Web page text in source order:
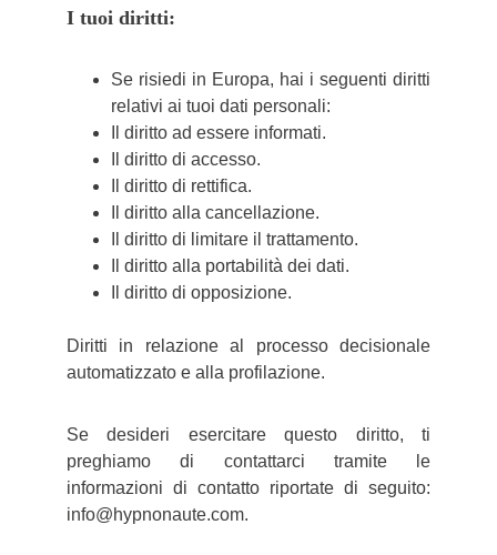
I tuoi diritti:
Se risiedi in Europa, hai i seguenti diritti
relativi ai tuoi dati personali:
Il diritto ad essere informati.
Il diritto di accesso.
Il diritto di rettifica.
Il diritto alla cancellazione.
Il diritto di limitare il trattamento.
Il diritto alla portabilità dei dati.
Il diritto di opposizione.
Diritti in relazione al processo decisionale
automatizzato e alla profilazione.
Se desideri esercitare questo diritto, ti
preghiamo di contattarci tramite le
informazioni di contatto riportate di seguito:
info@hypnonaute.com.